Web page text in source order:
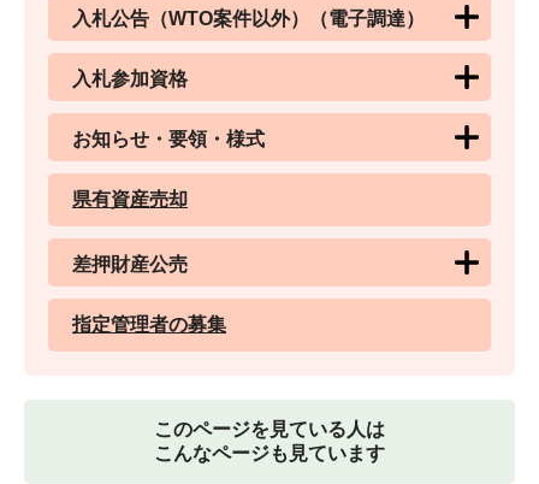
入札公告（WTO案件以外）（電子調達）
入札参加資格
お知らせ・要領・様式
県有資産売却
差押財産公売
指定管理者の募集
このページを見ている人は
こんなページも見ています